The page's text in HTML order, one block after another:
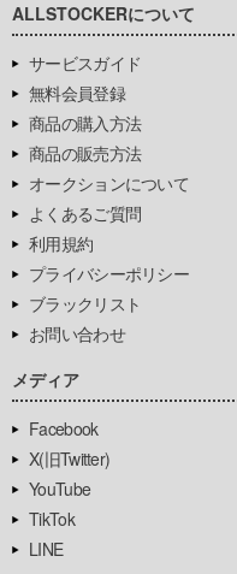
ALLSTOCKERについて
サービスガイド
無料会員登録
商品の購入方法
商品の販売方法
オークションについて
よくあるご質問
利用規約
プライバシーポリシー
ブラックリスト
お問い合わせ
メディア
Facebook
X(旧Twitter)
YouTube
TikTok
LINE